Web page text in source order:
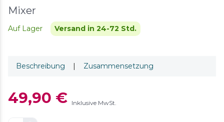
Mixer
Auf Lager Versand in 24-72 Std.
Beschreibung | Zusammensetzung
49,90 € Inklusive MwSt.